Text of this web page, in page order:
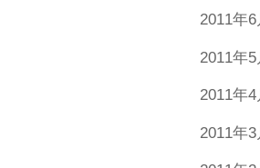
2011年6
2011年5
2011年4
2011年3